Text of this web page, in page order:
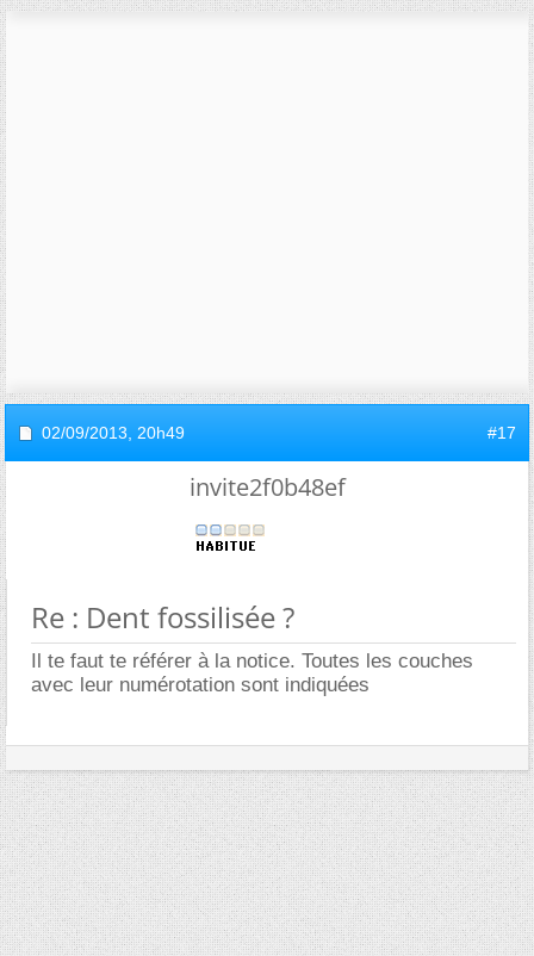
02/09/2013, 20h49 #17
invite2f0b48ef
Re : Dent fossilisée ?
Il te faut te référer à la notice. Toutes les couches
avec leur numérotation sont indiquées